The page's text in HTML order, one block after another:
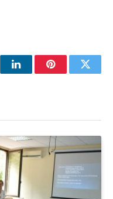
LinkedInPinterest